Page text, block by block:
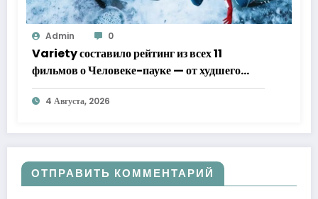
Admin 0
Variety составило рейтинг из всех 11
фильмов о Человеке-пауке — от худшего
к лучшему
4 Августа, 2026
ОТПРАВИТЬ КОММЕНТАРИЙ